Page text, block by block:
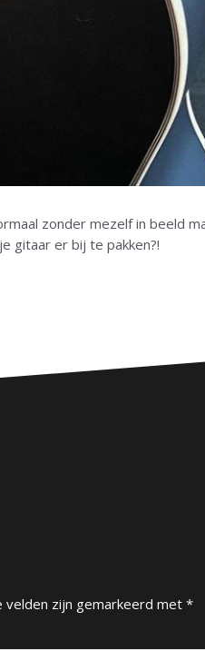
zonder mezelf in beeld
gitaar er bij te pakken?!
velden zijn gemarkeerd met*